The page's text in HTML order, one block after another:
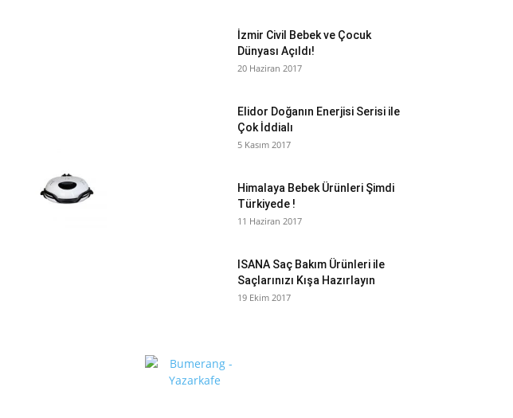
İzmir Civil Bebek ve Çocuk
Dünyası Açıldı!
20 Haziran 2017
Elidor Doğanın Enerjisi Serisi ile
Çok İddialı
5 Kasım 2017
Himalaya Bebek Ürünleri Şimdi
Türkiyede !
11 Haziran 2017
ISANA Saç Bakım Ürünleri ile
Saçlarınızı Kışa Hazırlayın
19 Ekim 2017